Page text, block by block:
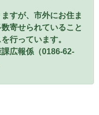
すが、市外にお住ま
寄せられていること
行っています。
広報係（0186-62-